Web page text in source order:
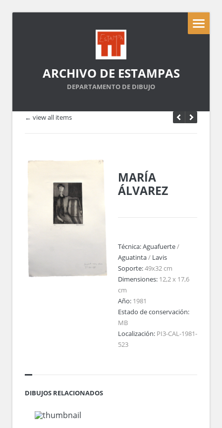
ARCHIVO DE ESTAMPAS
DEPARTAMENTO DE DIBUJO
← view all items
MARÍA
ÁLVAREZ
Técnica:Aguafuerte/
Aguatinta/ Lavis
Soporte:49x32 cm
Dimensiones: 12,2 x 17,6
cm
Año: 1981
Estado de conservación:
MB
Localización: PI3-CAL-1981-
523
DIBUJOS RELACIONADOS